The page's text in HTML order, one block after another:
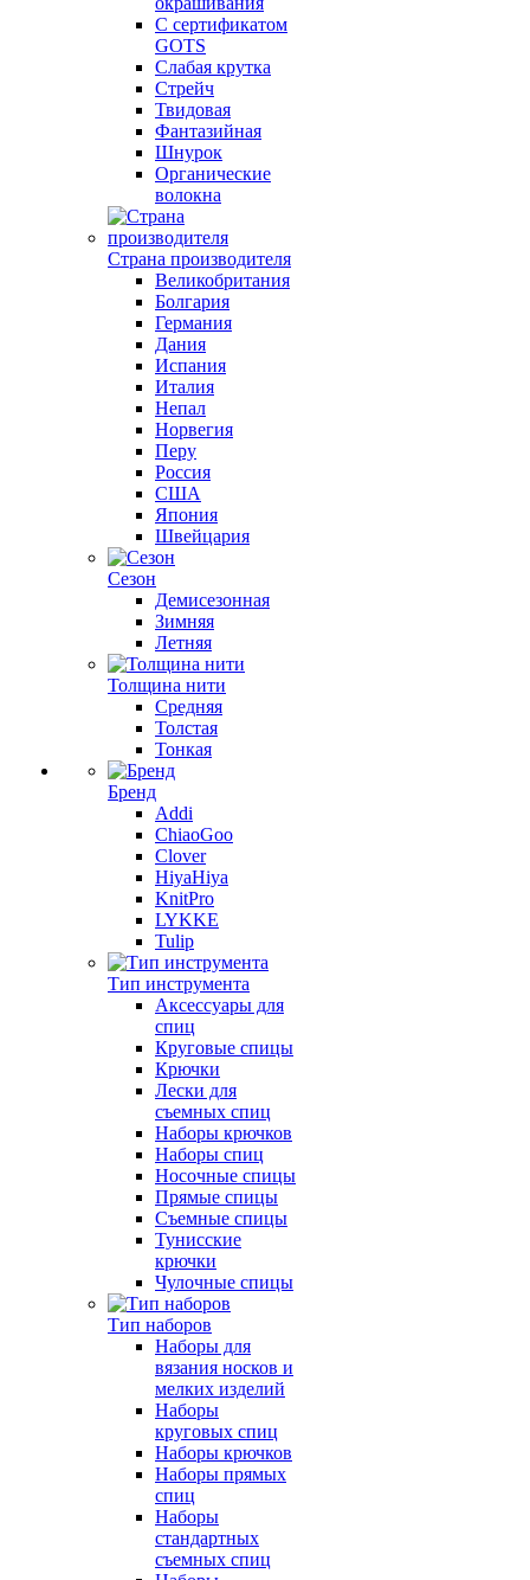
С сертификатом
GOTS
Слабая крутка
Стрейч
Твидовая
Фантазийная
Шнурок
Органические
волокна
Страна производителя
Великобритания
Болгария
Германия
Дания
Испания
Италия
Непал
Норвегия
Перу
Россия
США
Япония
Швейцария
Сезон
Демисезонная
Зимняя
Летняя
Толщина нити
Средняя
Толстая
Тонкая
Бренд
Addi
ChiaoGoo
Clover
HiyaHiya
KnitPro
LYKKE
Tulip
Тип инструмента
Аксессуары для
спиц
Круговые спицы
Крючки
Лески для
съемных спиц
Наборы крючков
Наборы спиц
Носочные спицы
Прямые спицы
Съемные спицы
Тунисские
крючки
Чулочные спицы
Тип наборов
Наборы для
вязания носков и
мелких изделий
Наборы
круговых спиц
Наборы крючков
Наборы прямых
спиц
Наборы
стандартных
съемных спиц